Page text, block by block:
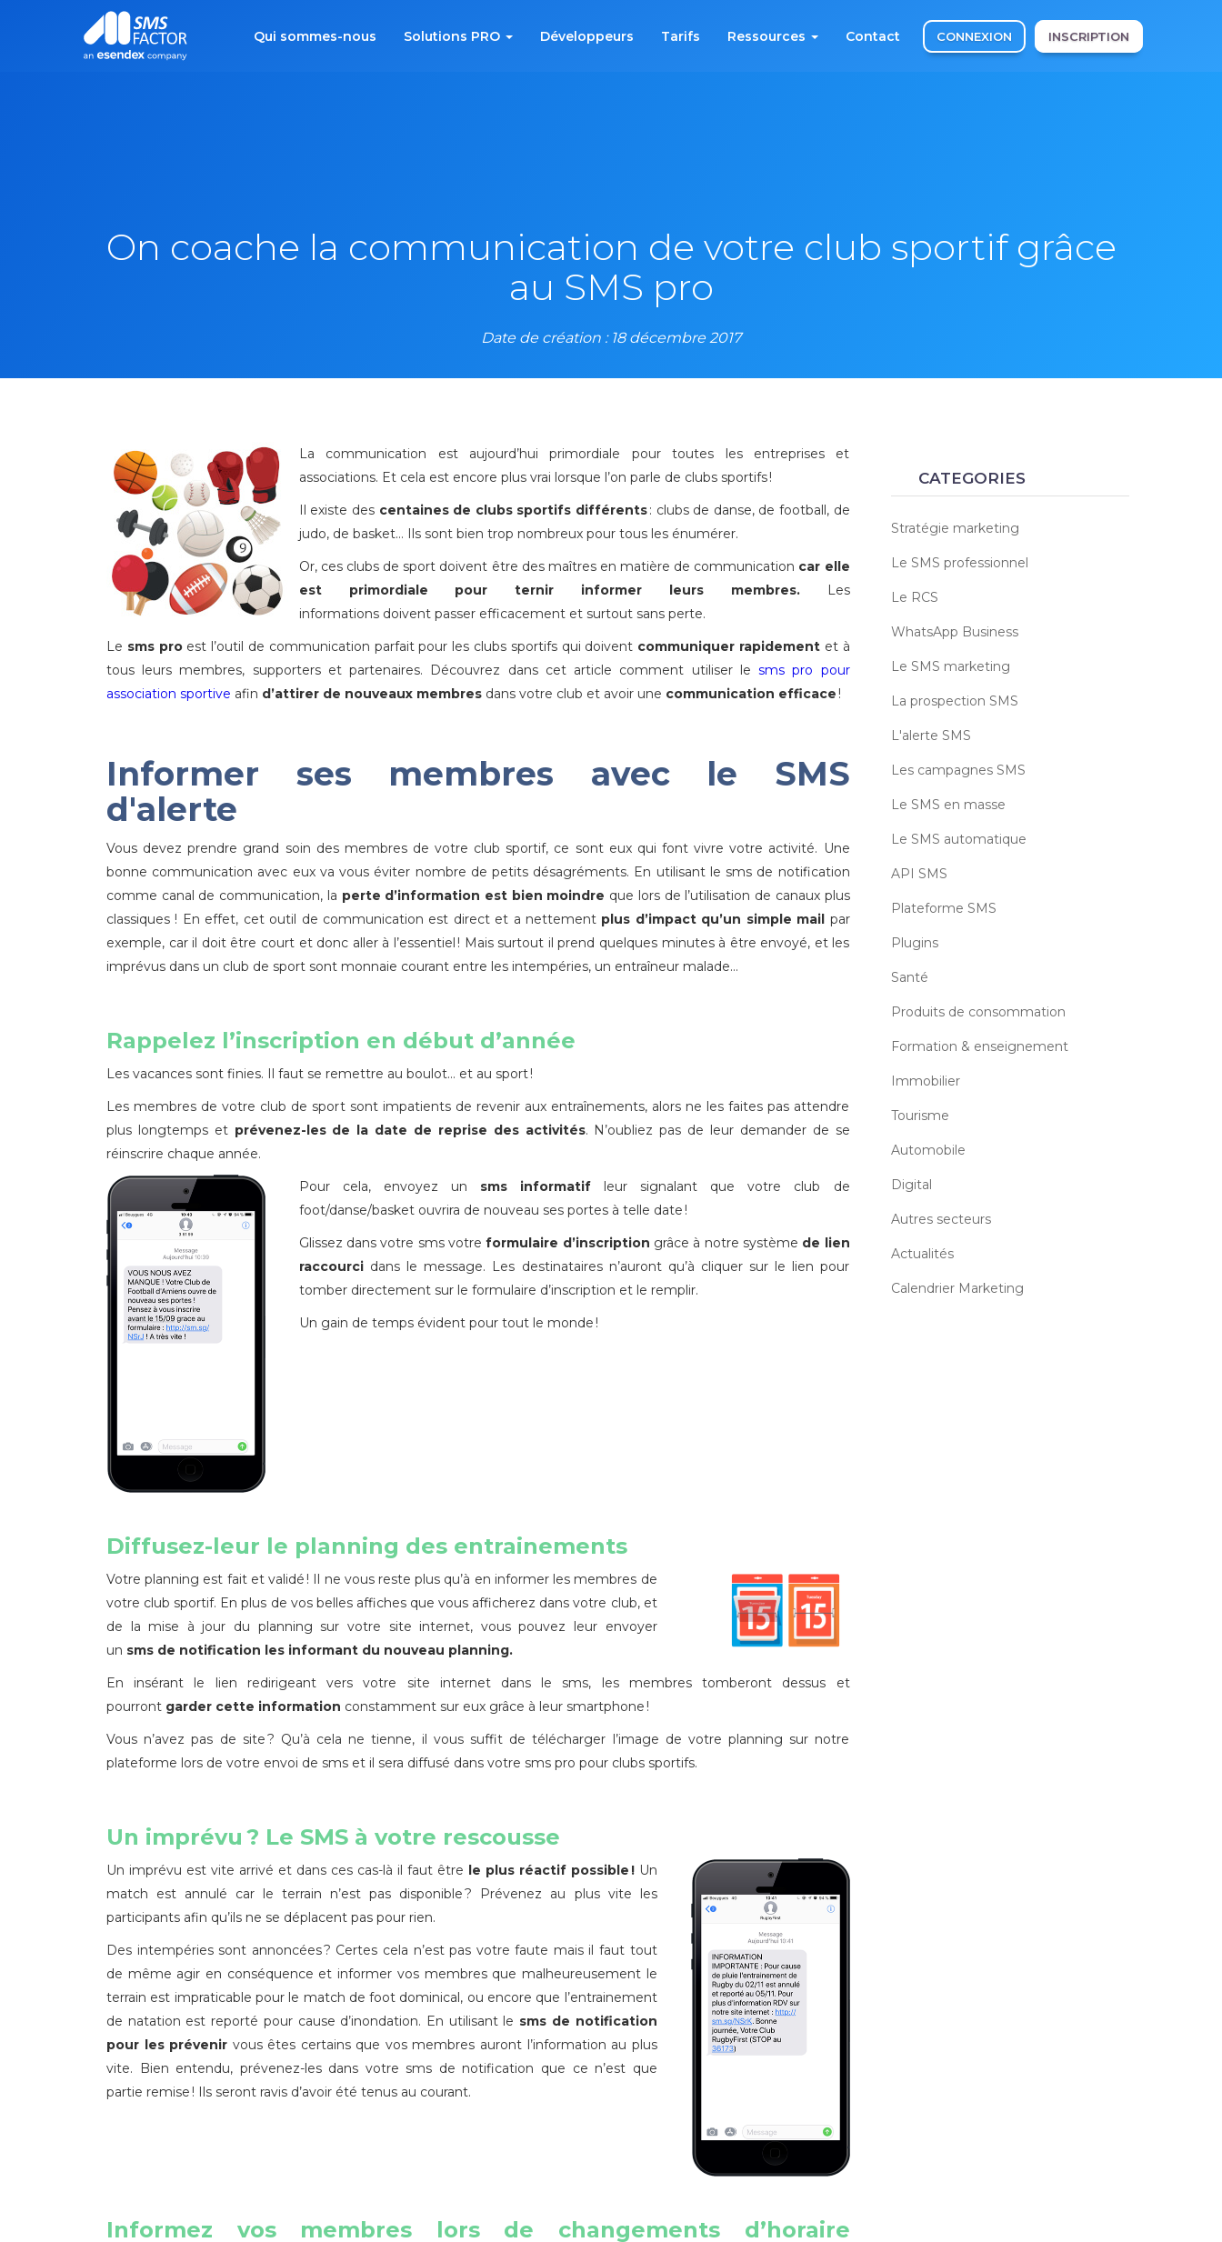
Qui sommes-nous Solutions PRO Développeurs Tarifs Ressources Contact CONNEXION INSCRIPTION
On coache la communication de votre club sportif grâce
au SMS pro
Date de création : 18 décembre 2017
La communication est aujourd’hui primordiale pour toutes les entreprises et
associations. Et cela est encore plus vrai lorsque l’on parle de clubs sportifs !
Il existe des centaines de clubs sportifs différents: clubs de danse, de football, de
judo, de basket… Ils sont bien trop nombreux pour tous les énumérer.
Or, ces clubs de sport doivent être des maîtres en matière de communication car elle
est primordiale pour ternir informer
leurs membres.
Les
informations doivent passer efficacement et surtout sans perte.
Le sms proest l’outil de communication parfait pour les clubs sportifs qui doivent communiquer rapidementet à
tous leurs membres, supporters et partenaires. Découvrez dans cet article comment utiliser lesms pro pour
association sportive afin d’attirer de nouveaux membres dans votre club et avoir une communication efficace !
Informer ses membres avec le SMS
d'alerte
Vous devez prendre grand soin des membres de votre club sportif, ce sont eux qui font vivre votre activité. Une
bonne communication avec eux va vous éviter nombre de petits désagréments. En utilisant le sms de notification
comme canal de communication, la perte d’information est bien moindre que lors de l’utilisation de canaux plus
classiques ! En effet, cet outil de communication est direct et a nettement plus d’impact qu’un simple mail par
exemple, car il doit être court et donc aller à l’essentiel ! Mais surtout il prend quelques minutes à être envoyé, et les
imprévus dans un club de sport sont monnaie courant entre les intempéries, un entraîneur malade…
Rappelez l’inscription en début d’année
Les vacances sont finies. Il faut se remettre au boulot… et au sport !
Les membres de votre club de sport sont impatients de revenir aux entraînements, alors ne les faites pas attendre
plus longtemps et prévenez-les de la date de reprise des activités. N’oubliez pas de leur demander de se
réinscrire chaque année.
Pour cela, envoyez un sms informatif leur signalant que votre club de
foot/danse/basket ouvrira de nouveau ses portes à telle date !
Glissez dans votre sms votreformulaire d’inscription grâce à notre système de lien
raccourcidans le message. Les destinataires n’auront qu’à cliquer sur le lien pour
tomber directement sur le formulaire d’inscription et le remplir.
Un gain de temps évident pour tout le monde !
Diffusez-leur le planning des entrainements
Votre planning est fait et validé ! Il ne vous reste plus qu’à en informer les membres de
votre club sportif. En plus de vos belles affiches que vous afficherez dans votre club, et
de la mise à jour du planning sur votre site internet, vous pouvez leur envoyer
un sms de notification les informant du nouveau planning.
En insérant le lien redirigeant vers votre site internet dans le sms, les membres tomberont dessus et
pourront garder cette information constamment sur eux grâce à leur smartphone !
Vous n’avez pas de site ? Qu’à cela ne tienne, il vous suffit de télécharger l’image de votre planning sur notre
plateforme lors de votre envoi de sms et il sera diffusé dans votre sms pro pour clubs sportifs.
Un imprévu ? Le SMS à votre rescousse
Un imprévu est vite arrivé et dans ces cas-là il faut être le plus réactif possible !Un
match est annulé car le terrain n’est pas disponible ? Prévenez au plus vite les
participants afin qu’ils ne se déplacent pas pour rien.
Des intempéries sont annoncées ? Certes cela n’est pas votre faute mais il faut tout
de même agir en conséquence et informer vos membres que malheureusement le
terrain est impraticable pour le match de foot dominical, ou encore que l’entrainement
de natation est reporté pour cause d’inondation. En utilisant le sms de notification
pour les prévenir vous êtes certains que vos membres auront l’information au plus
vite. Bien entendu, prévenez-les dans votre sms de notification que ce n’est que
partie remise ! Ils seront ravis d’avoir été tenus au courant.
Informez vos membres lors de changements d’horaire
CATEGORIES
Stratégie marketing
Le SMS professionnel
Le RCS
WhatsApp Business
Le SMS marketing
La prospection SMS
L'alerte SMS
Les campagnes SMS
Le SMS en masse
Le SMS automatique
API SMS
Plateforme SMS
Plugins
Santé
Produits de consommation
Formation & enseignement
Immobilier
Tourisme
Automobile
Digital
Autres secteurs
Actualités
Calendrier Marketing